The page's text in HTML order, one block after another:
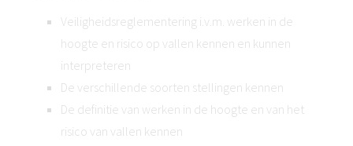
Veiligheidsreglementering i.v.m. werken in de
hoogte en risico op vallen kennen en kunnen
interpreteren
De verschillende soorten stellingen kennen
De definitie van werken in de hoogte en van het
risico van vallen kennen